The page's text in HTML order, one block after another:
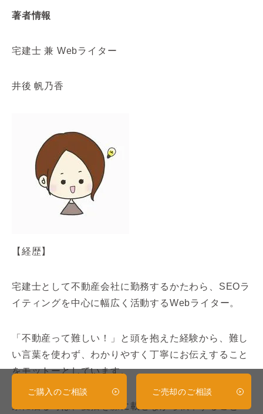
著者情報
宅建士 兼 Webライター
井後 帆乃香
【経歴】
宅建士として不動産会社に勤務するかたわら、SEOラ
イティングを中心に幅広く活動するWebライター。
「不動産って難しい！」と頭を抱えた経験から、難し
い言葉を使わず、わかりやすく丁寧にお伝えすること
をモットーとしています。
家に居る時は、愛猫を膝に載せながら執筆すること
ご購入のご相談 ご売却のご相談